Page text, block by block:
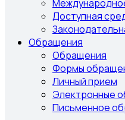
Доступная
Обращения
Обращения
Формы
Личный прием
Электронные
Письменное